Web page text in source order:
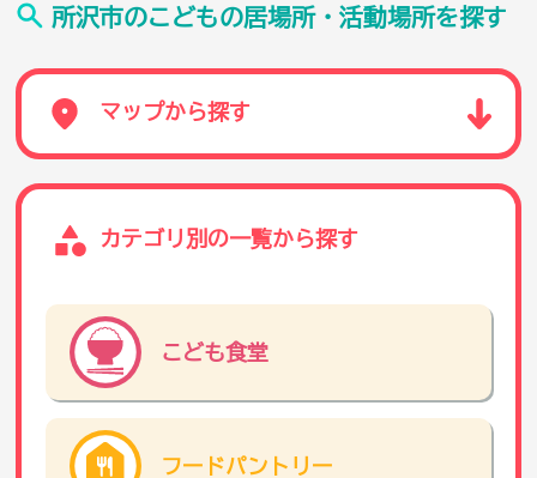
所沢市のこどもの居場所・活動場所を探す
マップから探す
カテゴリ別の一覧から探す
こども食堂
フードパントリー